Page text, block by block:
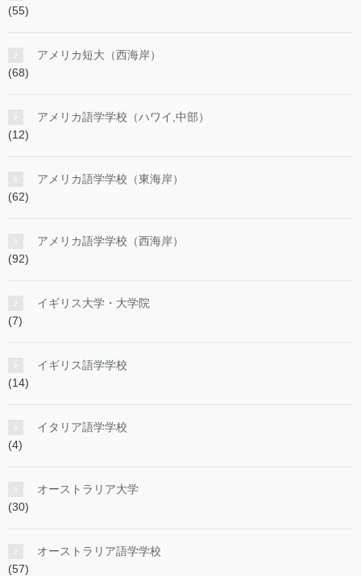
(55)
アメリカ短大（西海岸）
(68)
アメリカ語学学校（ハワイ,中部）
(12)
アメリカ語学学校（東海岸）
(62)
アメリカ語学学校（西海岸）
(92)
イギリス大学・大学院
(7)
イギリス語学学校
(14)
イタリア語学学校
(4)
オーストラリア大学
(30)
オーストラリア語学学校
(57)